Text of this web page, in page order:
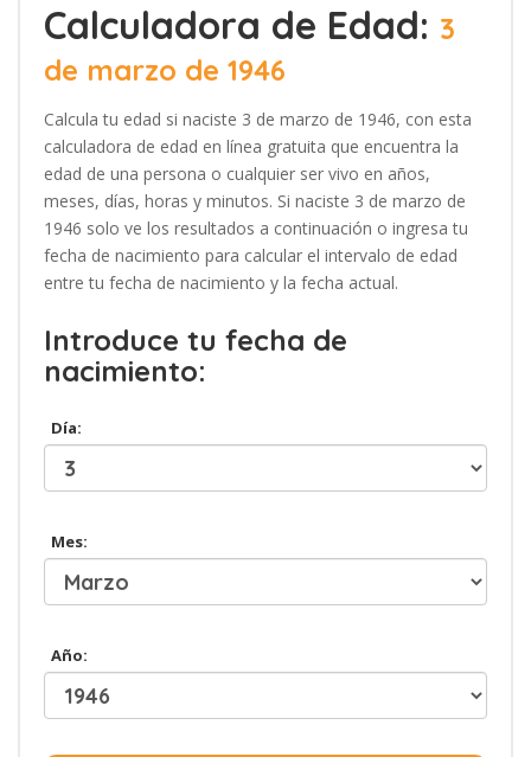
Calculadora de Edad: 3
de marzo de 1946
Calcula tu edad si naciste 3 de marzo de 1946, con esta
calculadora de edad en línea gratuita que encuentra la
edad de una persona o cualquier ser vivo en años,
meses, días, horas y minutos. Si naciste 3 de marzo de
1946 solo ve los resultados a continuación o ingresa tu
fecha de nacimiento para calcular el intervalo de edad
entre tu fecha de nacimiento y la fecha actual.
Introduce tu fecha de
nacimiento:
Día:
Mes:
Año: